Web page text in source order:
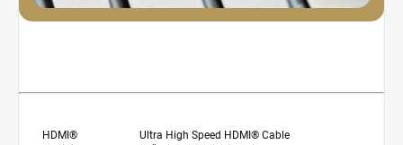
HDMI®
Ultra High Speed HDMI® Cable